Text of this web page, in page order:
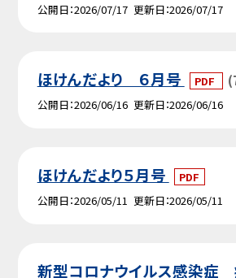
公開日 2026/07/17 更新日 2026/07/17
ほけんだより ６月号 PDF
公開日 2026/06/16 更新日 2026/06/16
ほけんだより５月号
PDF
公開日 2026/05/11 更新日 2026/05/11
新型コロナウイルス感染症